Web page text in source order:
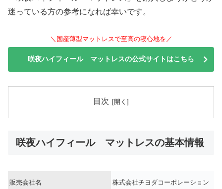
迷っている方の参考になれば幸いです。
＼国産薄型マットレスで至高の寝心地を／
咲夜ハイフィール マットレスの公式サイトはこちら
目次
咲夜ハイフィール マットレスの基本情報
販売会社名 株式会社チヨダコーポレーション